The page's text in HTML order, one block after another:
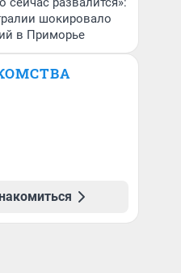
шокировало
в Приморье